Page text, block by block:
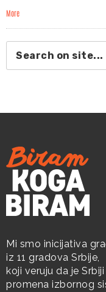
More
Mi smo inicijativa
iz 11 gradova Srbije,
koji veruju da je
promena izbornog